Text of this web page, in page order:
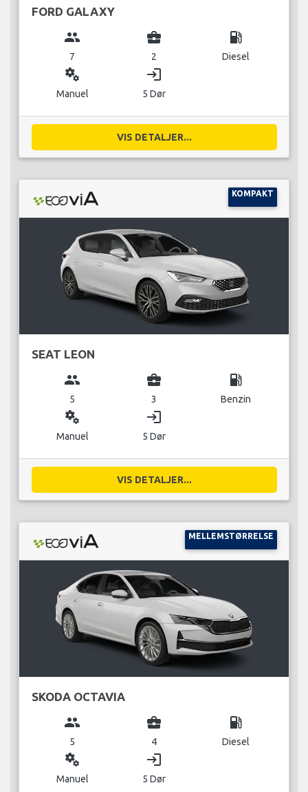
FORD GALAXY
group
7
business_center
2
local_gas_station
Diesel
miscellaneous_services
Manuel
login
5 Dør
VIS DETALJER...
KOMPAKT
SEAT LEON
group
5
business_center
3
local_gas_station
Benzin
miscellaneous_services
Manuel
login
5 Dør
VIS DETALJER...
MELLEMSTØRRELSE
SKODA OCTAVIA
group
5
business_center
4
local_gas_station
Diesel
miscellaneous_services
Manuel
login
5 Dør